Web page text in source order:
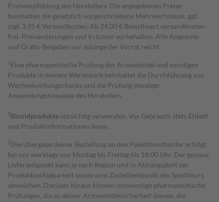
Preisempfehlung des Herstellers. Die angegebenen Preise
beinhalten die gesetzlich vorgeschriebene Mehrwertsteuer, ggf.
zzgl. 3,95 € Versandkosten. Ab 29,00 € Bestell­wert versand­kosten­
frei. Preisänderungen und Irrtümer vorbehalten. Alle Angebote
und Gratis-Beigaben nur solange der Vorrat reicht.
1 Eine pharmazeutische Prüfung der Arzneimittel und sonstigen
Produkte in deinem Warenkorb beinhaltet die Durchführung von
Wechselwirkungschecks und die Prüfung etwaiger
Anwendungshinweise des Herstellers.
2Biozidproduktevorsichtig verwenden. Vor Gebrauch stets Etikett
und Produktinformationen lesen.
3Die Übergabe deiner Bestellung an den Paketdienstleister erfolgt
bei uns werktags von Montag bis Freitag bis 18:00 Uhr. Der genaue
Lieferzeitpunkt kann je nach Region und in Abhängigkeit der
Produktverfügbarkeit sowie vom Zustellzeitpunkt des Spediteurs
abweichen. Darüber hinaus können notwendige pharmazeutische
Prüfungen, die zu deiner Arzneimittelsicherheit dienen, die